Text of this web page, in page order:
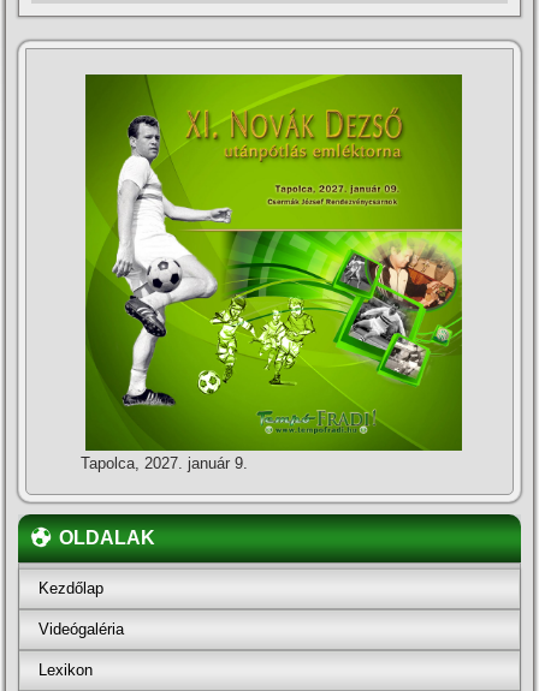
Tapolca, 2027. január 9.
OLDALAK
Kezdőlap
Videógaléria
Lexikon